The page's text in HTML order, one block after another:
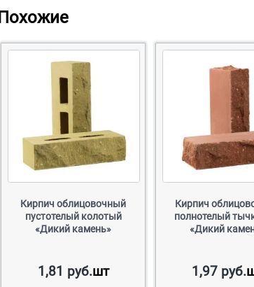
Похожие
Кирпич облицовочный
пустотелый колотый
«Дикий камень»
1,81 руб.шт
Кирпич
полнотелый
«Дикий
1,97 руб.